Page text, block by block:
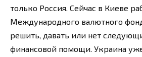
только Россия. Сейчас в Киеве
Международного валютного
решить, давать или нет
финансовой помощи. Украина